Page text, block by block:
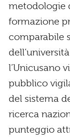
metodologie
formazione
comparabile
l’Unicusano
pubblico
del sistema
ricerca
punteggio